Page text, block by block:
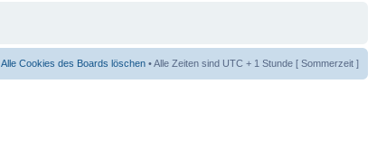
Alle Cookies des Boards löschen • Alle Zeiten sind UTC + 1 Stunde [ Sommerzeit ]